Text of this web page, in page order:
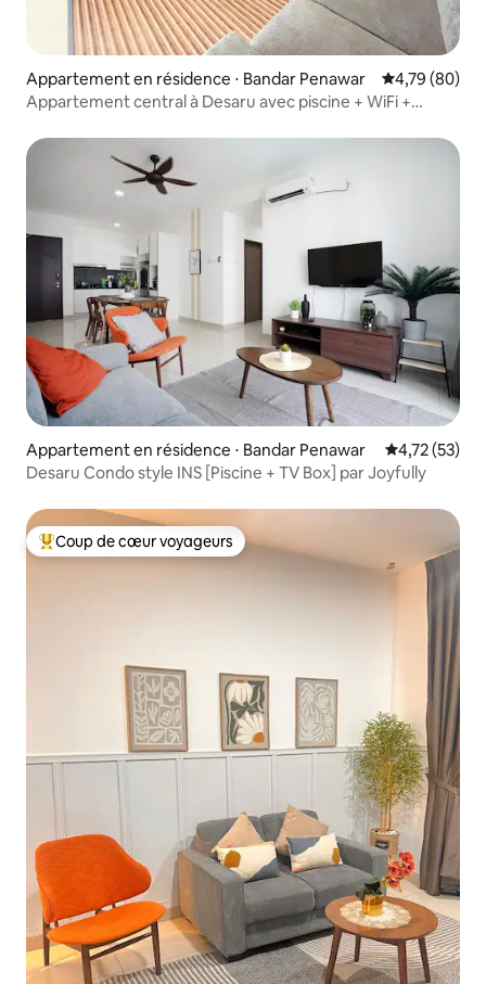
Appartement en résidence ⋅ Bandar Penawar Évaluation
4,79 (80)
Appartement central à Desaru avec piscine + WiFi +
Appartement en résidence ⋅ Bandar Penawar Évaluation
4,72 (53)
Desaru Condo style INS [Piscine + TV Box] par Joyfully
Coups de cœur voyageurs les plus appréciés
Coup de cœur voyageurs